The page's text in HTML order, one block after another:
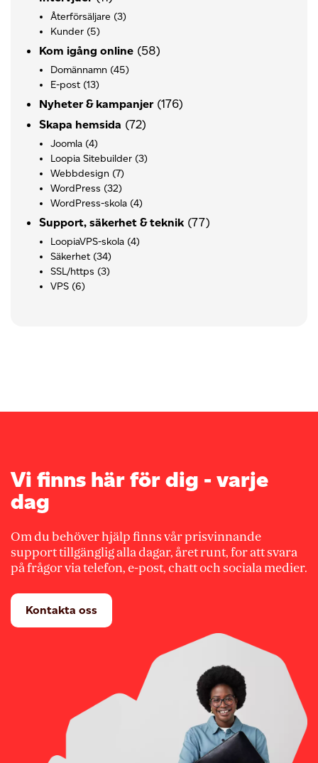
Återförsäljare (3)
Kunder (5)
Kom igång online (58)
Domännamn (45)
E-post (13)
Nyheter & kampanjer (176)
Skapa hemsida (72)
Joomla (4)
Loopia Sitebuilder (3)
Webbdesign (7)
WordPress (32)
WordPress-skola (4)
Support, säkerhet & teknik (77)
LoopiaVPS-skola (4)
Säkerhet (34)
SSL/https (3)
VPS (6)
Vi finns här för dig - varje
dag
Om du behöver hjälp finns vår prisvinnande
support tillgänglig alla dagar, året runt, for att svara
på frågor via telefon, e-post, chatt och sociala medier.
Kontakta oss